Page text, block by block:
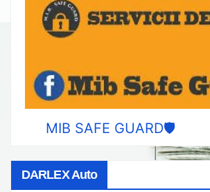
MIB SAFE GUARD🛡️
DARLEX Auto